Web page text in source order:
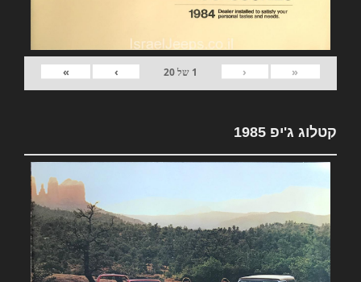
«
‹
1 של20
›
»
קטלוג ג'יפ 1985